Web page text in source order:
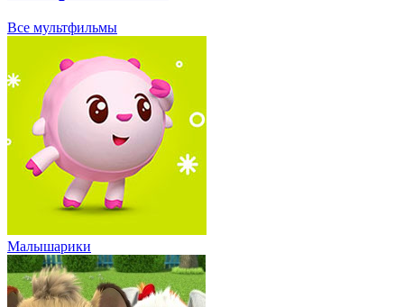
Все мультфильмы
Малышарики